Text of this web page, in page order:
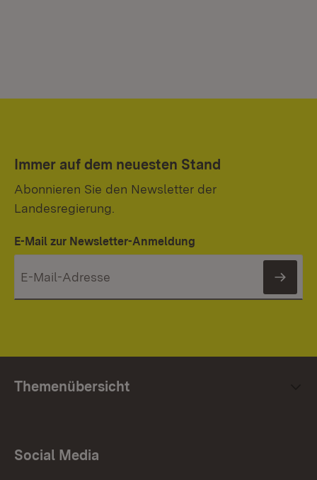
Immer auf dem neuesten Stand
Abonnieren Sie den Newsletter der
Landesregierung.
E-Mail zur Newsletter-Anmeldung
Themenübersicht
Social Media